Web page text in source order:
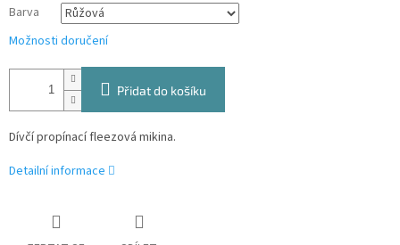
Barva
Možnosti doručení
Přidat do košíku
Dívčí propínací fleezová mikina.
Detailní informace